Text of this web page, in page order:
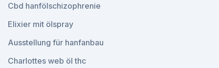
Cbd hanfölschizophrenie
Elixier mit ölspray
Ausstellung für hanfanbau
Charlottes web öl thc